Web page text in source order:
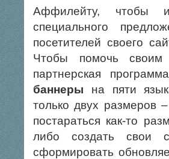
Аффилейту, чтобы
специального
посетителей своего
Чтобы помочь
партнерская
баннеры на пяти
только двух размеров
постараться как-то
либо создать свои
сформировать